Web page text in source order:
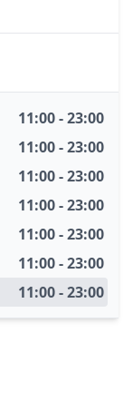
11:00 - 23:00
11:00 - 23:00
11:00 - 23:00
11:00 - 23:00
11:00 - 23:00
11:00 - 23:00
11:00 - 23:00